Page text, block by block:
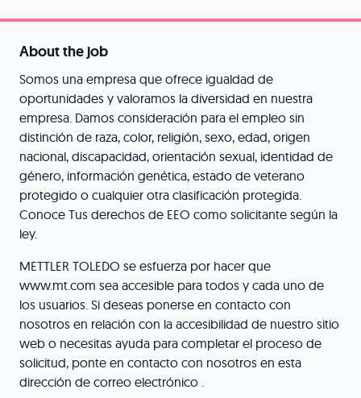
About the job
Somos una empresa que ofrece igualdad de
oportunidades y valoramos la diversidad en nuestra
empresa. Damos consideración para el empleo sin
distinción de raza, color, religión, sexo, edad, origen
nacional, discapacidad, orientación sexual, identidad de
género, información genética, estado de veterano
protegido o cualquier otra clasificación protegida.
Conoce Tus derechos de EEO como solicitante según la
ley.
METTLER TOLEDO se esfuerza por hacer que
www.mt.com sea accesible para todos y cada uno de
los usuarios. Si deseas ponerse en contacto con
nosotros en relación con la accesibilidad de nuestro sitio
web o necesitas ayuda para completar el proceso de
solicitud, ponte en contacto con nosotros en esta
dirección de correo electrónico .